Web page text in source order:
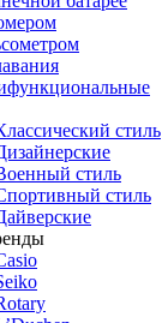
стиль
стиль
стиль